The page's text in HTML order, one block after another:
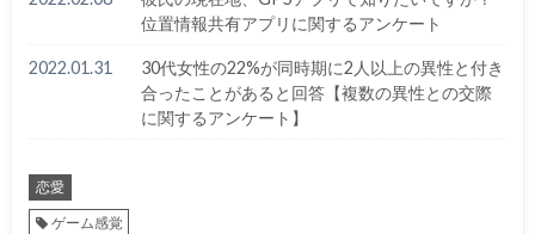
位置情報共有アプリに関するアンケート
2022.01.31
30代女性の22%が同時期に2人以上の異性と付き
合ったことがあると回答【複数の異性との交際
に関するアンケート】
恋愛
ゲーム感覚